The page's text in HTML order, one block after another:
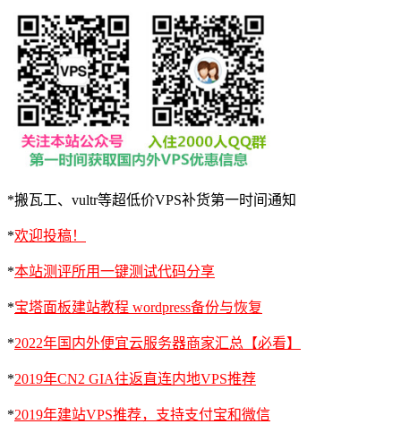
*搬瓦工、vultr等超低价VPS补货第一时间通知
*欢迎投稿！
*本站测评所用一键测试代码分享
*宝塔面板建站教程 wordpress备份与恢复
*2022年国内外便宜云服务器商家汇总【必看】
*2019年CN2 GIA往返直连内地VPS推荐
*2019年建站VPS推荐，支持支付宝和微信